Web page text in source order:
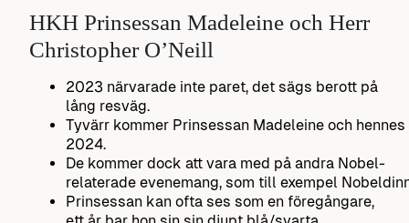
HKH Prinsessan Madeleine och Herr
Christopher O’Neill
2023 närvarade inte paret, det sägs berott på
lång resväg.
Tyvärr kommer Prinsessan Madeleine och
2024.
De kommer dock att vara med på andra Nobel-
relaterade evenemang, som till exempel
Prinsessan kan ofta ses som en föregångare,